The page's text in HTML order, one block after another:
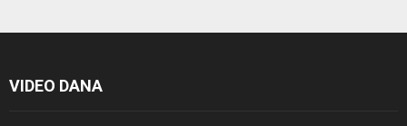
VIDEO DANA